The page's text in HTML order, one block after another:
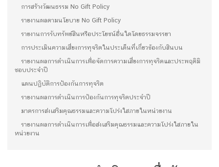
การสร้างวัฒนธรรม No Gift Policy
รายงานผลตามนโยบาย No Gift Policy
รายงานการรับทรัพย์สินหรือประโยชน์อื่นใดโดยธรรมจรรยา
การประเมินความเสี่ยงการทุจริตในประเด็นที่เกี่ยวข้องกับสินบน
รายงานผลการดำเนินการเพื่อจัดการความเสี่ยงการทุจริตและประพฤติมิ
ชอบประจำปี
แผนปฏิบัติการป้องกันการทุจริต
รายงานผลการดำเนินการป้องกันการทุจริตประจำปี
มาตรการส่งเสริมคุณธรรมและความโปร่งใสภายในหน่วยงาน
รายงานผลการดำเนินการเพื่อส่งเสริมคุณธรรมและความโปร่งใสภายใน
หน่วยงาน